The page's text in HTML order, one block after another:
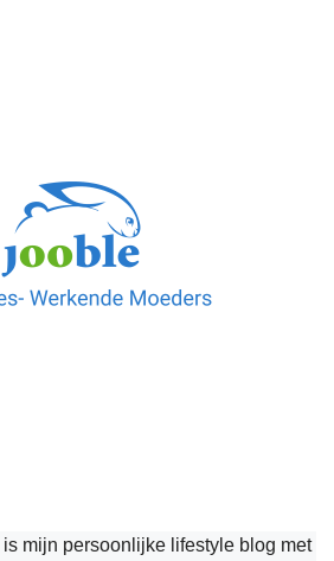
mijn persoonlijke lifestyle blog met